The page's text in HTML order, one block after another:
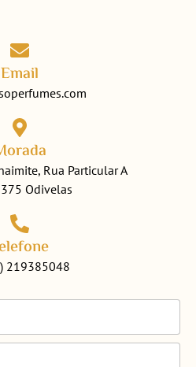
Email
Rua Particular A
Odivelas
219385048